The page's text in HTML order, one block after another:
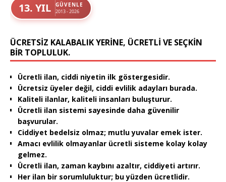
13. YIL GÜVENLE
2013 - 2026
ÜCRETSIZ KALABALIK YERINE, ÜCRETLI VE SEÇKIN
BIR TOPLULUK.
Ücretli ilan, ciddi niyetin ilk göstergesidir.
Ücretsiz üyeler değil, ciddi evlilik adayları burada.
Kaliteli ilanlar, kaliteli insanları buluşturur.
Ücretli ilan sistemi sayesinde daha güvenilir
başvurular.
Ciddiyet bedelsiz olmaz; mutlu yuvalar emek ister.
Amacı evlilik olmayanlar ücretli sisteme kolay kolay
gelmez.
Ücretli ilan, zaman kaybını azaltır, ciddiyeti artırır.
Her ilan bir sorumluluktur; bu yüzden ücretlidir.